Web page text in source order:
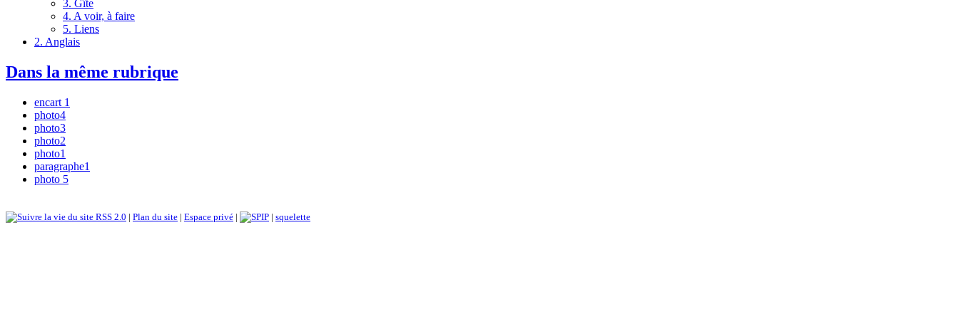
3. Gîte
4. A voir, à faire
5. Liens
2. Anglais
Dans la même rubrique
encart 1
photo4
photo3
photo2
photo1
paragraphe1
photo 5
RSS 2.0 | Plan du site | Espace privé | | squelette